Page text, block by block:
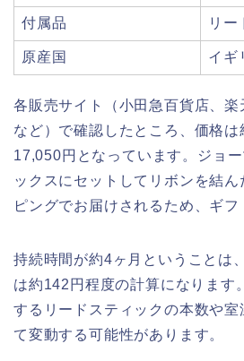
付属品 リー
原産国 イギ
各販売サイト（小田急百貨店、
など）で確認したところ、価格は
17,050円となっています。ジョ
ックスにセットしてリボンを結ん
ピングでお届けされるため、ギフ
持続時間が約4ヶ月ということは
は約142円程度の計算になります
するリードスティックの本数や室
て変動する可能性があります。